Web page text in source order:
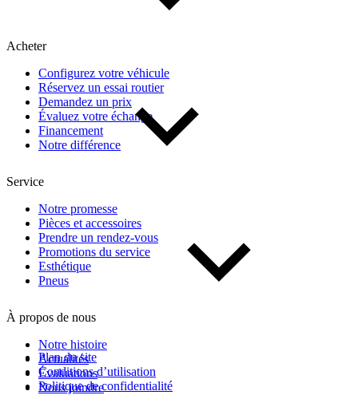
Acheter
Configurez votre véhicule
Réservez un essai routier
Demandez un prix
Évaluez votre échange
Financement
Notre différence
Service
Notre promesse
Pièces et accessoires
Prendre un rendez-vous
Promotions du service
Esthétique
Pneus
À propos de nous
Notre histoire
Actualités
Évaluations
Nous joindre
Plan du site
Conditions d’utilisation
Politique de confidentialité